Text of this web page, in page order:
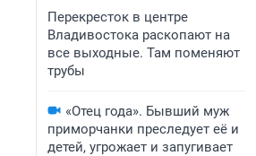
Перекресток в центре
Владивостока раскопают на
все выходные. Там поменяют
трубы
«Отец года». Бывший муж
приморчанки преследует её и
детей, угрожает и запугивает